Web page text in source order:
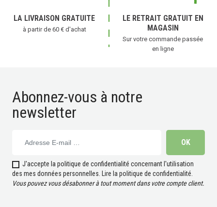
LA LIVRAISON GRATUITE
à partir de 60 € d'achat
LE RETRAIT GRATUIT EN
MAGASIN
Sur votre commande passée
en ligne
Abonnez-vous à notre
newsletter
J'accepte la politique de confidentialité concernant l'utilisation
des mes données personnelles.
Lire la politique de confidentialité
Vous pouvez vous désabonner à tout moment dans votre compte client.